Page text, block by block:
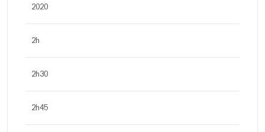
2020
2h
2h30
2h45